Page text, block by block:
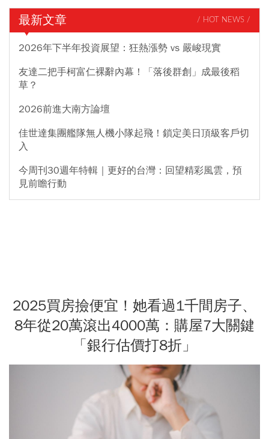
最新文章 / HOT NEWS /
2026年下半年投資展望：狂熱漲勢 vs 嚴峻現實
友達二把手柯富仁裸辭內幕！「落後群創」成最後稻
草？
2026前進大南方論壇
佳世達集團艦隊無人機小隊起飛！鎖定美日頂級客戶切
入
今周刊30週年特輯｜更好的台灣：回望精彩風雲，預
見前瞻行動
2025買房撿便宜！她看過1千間房子、
8年從20萬滾出4000萬：購屋7大關鍵
「銀行估價打8折」